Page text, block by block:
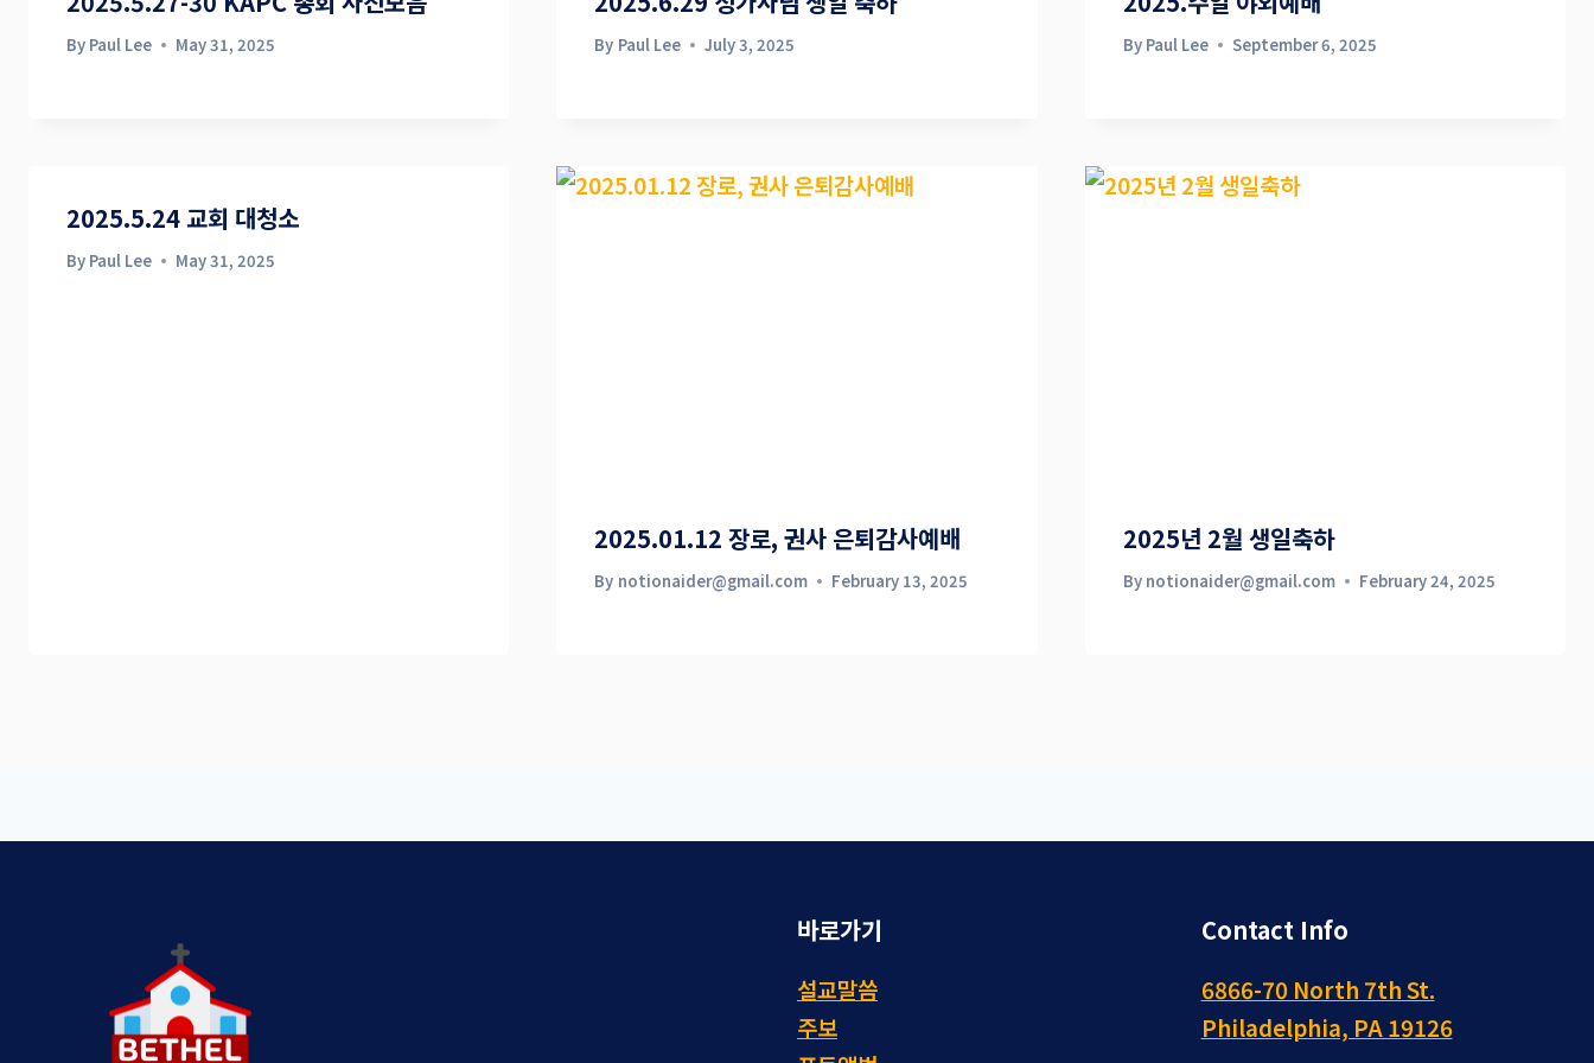
By Paul Lee May 31, 2025 By Paul Lee July 3, 2025 By Paul Lee September 6, 2025
2025.5.24 교회 대청소
By Paul Lee May 31, 2025
2025.01.12 장로, 권사 은퇴감사예배
By notionaider@gmail.com February 13, 2025
2025년 2월 생일축하
By notionaider@gmail.com February 24, 2025
바로가기
설교말씀
주보
Contact Info
6866-70 North 7th St.
Philadelphia, PA 19126